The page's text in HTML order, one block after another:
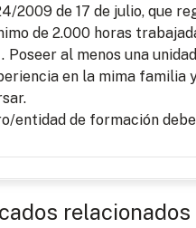
2009 de 17 de julio, que
de 2.000 horas
Poseer al menos una
en la mima familia
entidad de formación
relacionados